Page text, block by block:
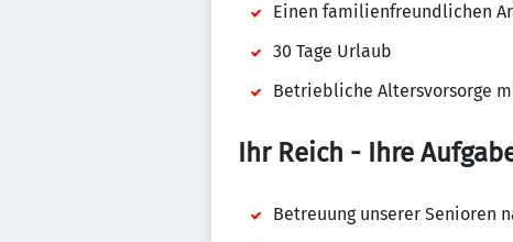
Einen familienfreundlichen
30 Tage Urlaub
Betriebliche Altersvorsorge
Ihr Reich - Ihre
Betreuung unserer Senioren